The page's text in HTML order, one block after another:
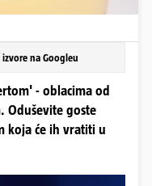
na Googleu
- oblacima od
Oduševite goste
koja će ih vratiti u